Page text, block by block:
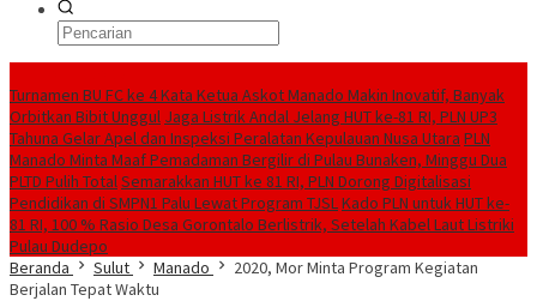
Turnamen BU FC ke 4 Kata Ketua Askot Manado Makin Inovatif, Banyak
Orbitkan Bibit Unggul Jaga Listrik Andal Jelang HUT ke-81 RI, PLN UP3
Tahuna Gelar Apel dan Inspeksi Peralatan Kepulauan Nusa Utara PLN
Manado Minta Maaf Pemadaman Bergilir di Pulau Bunaken, Minggu Dua
PLTD Pulih TotalSemarakkan HUT ke 81 RI, PLN Dorong Digitalisasi
Pendidikan di SMPN1 Palu Lewat Program TJSLKado PLN untuk HUT ke-
81 RI, 100 % Rasio Desa Gorontalo Berlistrik, Setelah Kabel Laut Listriki
Pulau Dudepo
Beranda
Sulut Manado
2020, Mor Minta Program Kegiatan
Berjalan Tepat Waktu